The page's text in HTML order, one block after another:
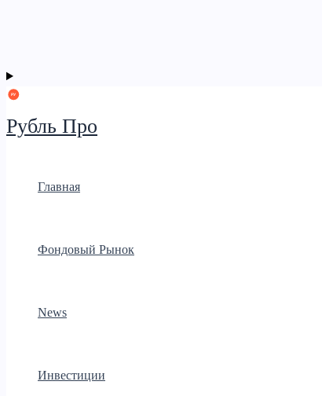
Рубль Про
Главная
Фондовый Рынок
News
Инвестиции